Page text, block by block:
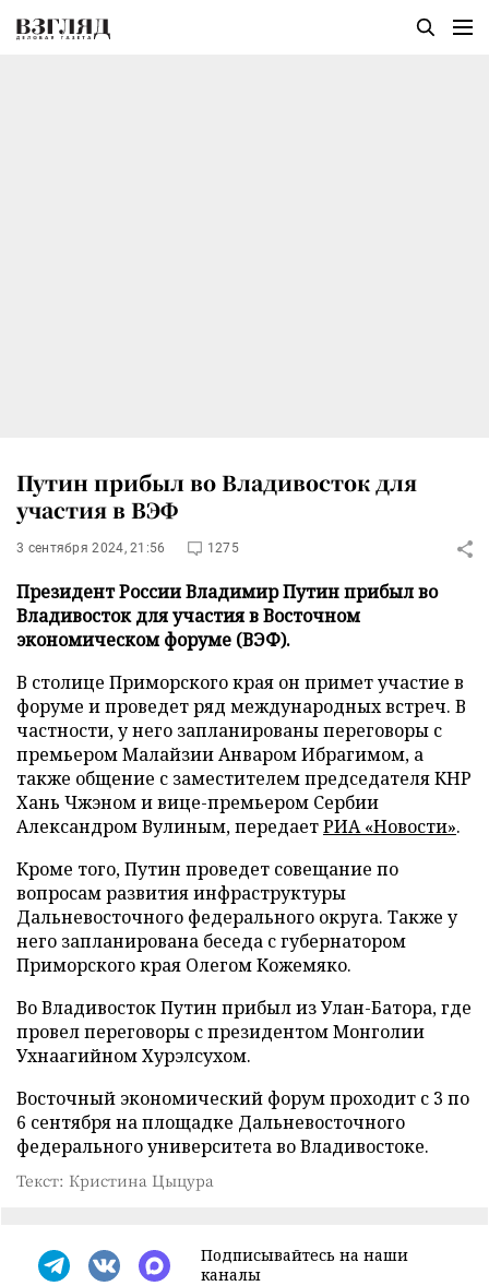
Путин прибыл во Владивосток для
участия в ВЭФ
3 сентября 2024, 21:56 1275
Президент России Владимир Путин прибыл во
Владивосток для участия в Восточном
экономическом форуме (ВЭФ).
В столице Приморского края он примет участие в
форуме и проведет ряд международных встреч. В
частности, у него запланированы переговоры с
премьером Малайзии Анваром Ибрагимом, а
также общение с заместителем председателя КНР
Хань Чжэном и вице-премьером Сербии
Александром Вулиным, передаетРИА «Новости».
Кроме того, Путин проведет совещание по
вопросам развития инфраструктуры
Дальневосточного федерального округа. Также у
него запланирована беседа с губернатором
Приморского края Олегом Кожемяко.
Во Владивосток Путин прибыл из Улан-Батора, где
провел переговоры с президентом Монголии
Ухнаагийном Хурэлсухом.
Восточный экономический форум проходит с 3 по
6 сентября на площадке Дальневосточного
федерального университета во Владивостоке.
Текст: Кристина Цыцура
Подписывайтесь на наши
каналы